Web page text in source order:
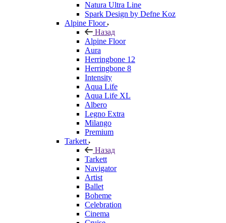
Natura Ultra Line
Spark Design by Defne Koz
Alpine Floor
Назад
Alpine Floor
Aura
Herringbone 12
Herringbone 8
Intensity
Aqua Life
Aqua Life XL
Albero
Legno Extra
Milango
Premium
Tarkett
Назад
Tarkett
Navigator
Artist
Ballet
Boheme
Celebration
Cinema